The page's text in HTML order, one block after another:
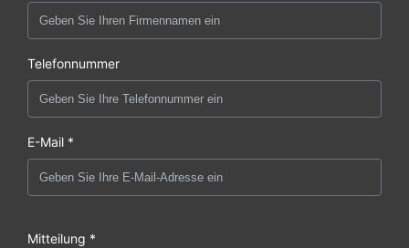
Telefonnummer
E-Mail *
Mitteilung *